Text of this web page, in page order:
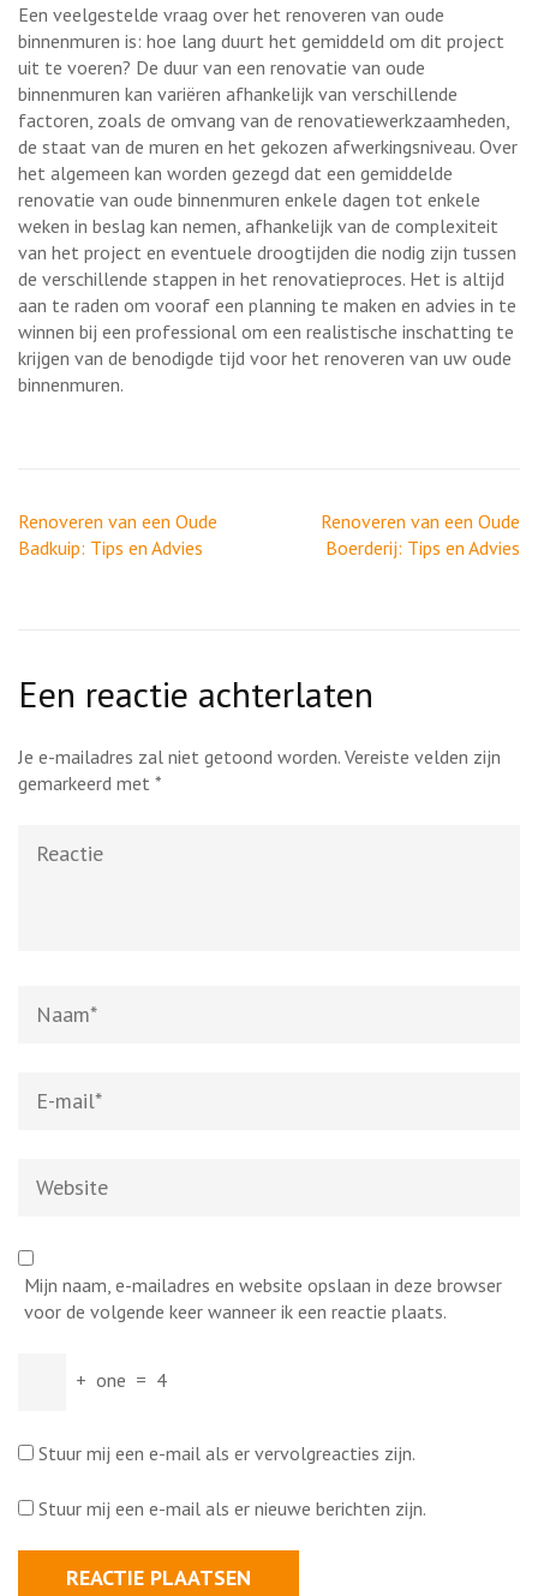
Een veelgestelde vraag over het renoveren van oude
binnenmuren is: hoe lang duurt het gemiddeld om dit project
uit te voeren? De duur van een renovatie van oude
binnenmuren kan variëren afhankelijk van verschillende
factoren, zoals de omvang van de renovatiewerkzaamheden,
de staat van de muren en het gekozen afwerkingsniveau. Over
het algemeen kan worden gezegd dat een gemiddelde
renovatie van oude binnenmuren enkele dagen tot enkele
weken in beslag kan nemen, afhankelijk van de complexiteit
van het project en eventuele droogtijden die nodig zijn tussen
de verschillende stappen in het renovatieproces. Het is altijd
aan te raden om vooraf een planning te maken en advies in te
winnen bij een professional om een realistische inschatting te
krijgen van de benodigde tijd voor het renoveren van uw oude
binnenmuren.
Berichtnavigatie
Renoveren van een Oude
Badkuip: Tips en Advies
Renoveren van een Oude
Boerderij: Tips en Advies
Een reactie achterlaten
Je e-mailadres zal niet getoond worden. Vereiste velden zijn
gemarkeerd met *
mail*
Mijn naam, e-mailadres en website opslaan in deze browser
voor de volgende keer wanneer ik een reactie plaats.
+ one = 4
Stuur mij een e-mail als er vervolgreacties zijn.
Stuur mij een e-mail als er nieuwe berichten zijn.